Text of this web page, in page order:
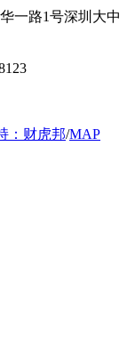
一路1号深圳大中
：财虎邦/MAP